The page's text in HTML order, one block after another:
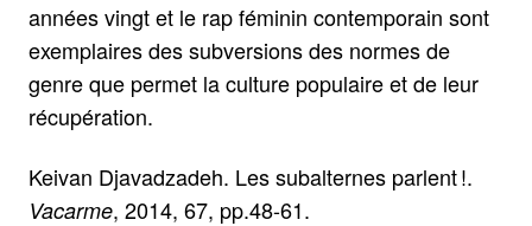
années vingt et le rap féminin contemporain sont
exemplaires des subversions des normes de
genre que permet la culture populaire et de leur
récupération.
Keivan Djavadzadeh. Les subalternes parlent !.
Vacarme, 2014, 67, pp.48-61.